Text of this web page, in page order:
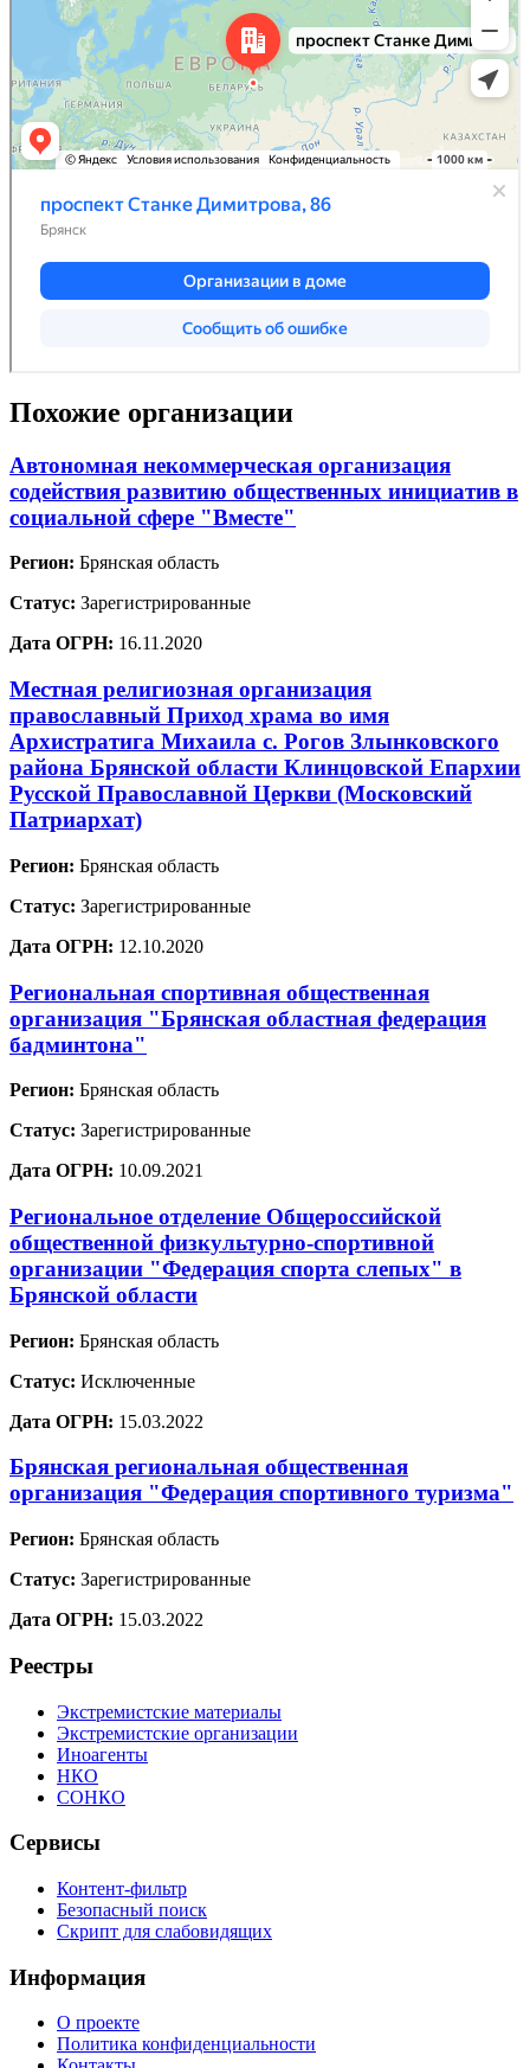
Похожие организации
Автономная некоммерческая организация
содействия развитию общественных инициатив в
социальной сфере "Вместе"
Регион: Брянская область
Статус: Зарегистрированные
Дата ОГРН: 16.11.2020
Местная религиозная организация
православный Приход храма во имя
Архистратига Михаила с. Рогов Злынковского
района Брянской области Клинцовской Епархии
Русской Православной Церкви (Московский
Патриархат)
Регион: Брянская область
Статус: Зарегистрированные
Дата ОГРН: 12.10.2020
Региональная спортивная общественная
организация "Брянская областная федерация
бадминтона"
Регион: Брянская область
Статус: Зарегистрированные
Дата ОГРН: 10.09.2021
Региональное отделение Общероссийской
общественной физкультурно-спортивной
организации "Федерация спорта слепых" в
Брянской области
Регион: Брянская область
Статус: Исключенные
Дата ОГРН: 15.03.2022
Брянская региональная общественная
организация "Федерация спортивного туризма"
Регион: Брянская область
Статус: Зарегистрированные
Дата ОГРН: 15.03.2022
Реестры
Экстремистские материалы
Экстремистские организации
Иноагенты
НКО
СОНКО
Сервисы
Контент-фильтр
Безопасный поиск
Скрипт для слабовидящих
Информация
О проекте
Политика конфиденциальности